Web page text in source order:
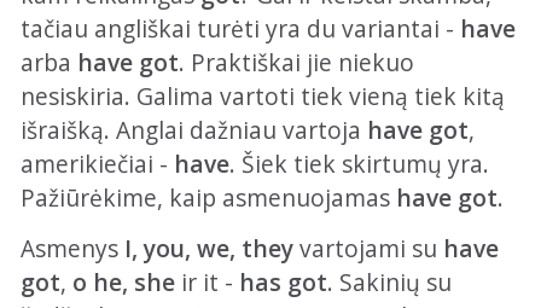
tačiau angliškai turėti yra du variantai - have
arba have got. Praktiškai jie niekuo
nesiskiria. Galima vartoti tiek vieną tiek kitą
išraišką. Anglai dažniau vartoja have got,
amerikiečiai - have. Šiek tiek skirtumų yra.
Pažiūrėkime, kaip asmenuojamas have got.
Asmenys I, you, we, theyvartojami su have
got, o he, sheir it - has got. Sakinių su